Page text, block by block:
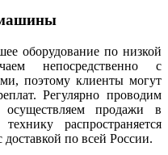
оборудование по низкой
непосредственно с
поэтому клиенты могут
Регулярно проводим
осуществляем продажи в
распространяется
по всей России.